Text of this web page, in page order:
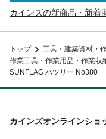
カインズの新商品・新着
トップ
工具・建築資材・
作業工具・作業用品・作業収
SUNFLAG ハツリー No380
カインズオンラインショ